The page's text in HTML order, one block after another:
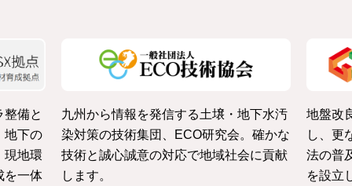
備と
地下の
現地環
を一体
九州から情報を発信する土壌・地下水汚
染対策の技術集団、ECO研究会。確かな
技術と誠心誠意の対応で地域社会に貢献
します。
地盤改
し、更
法の普
を設立